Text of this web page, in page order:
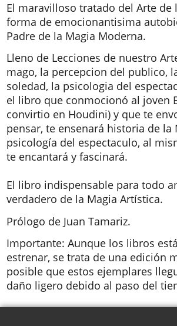
El maravilloso tratado del Arte de
forma de emocionantisima
Padre de la Magia Moderna.
Lleno de Lecciones de nuestro
mago, la percepcion del publico,
soledad, la psicologia del
el libro que conmocionó al joven
convirtio en Houdini) y que te
pensar, te ensenará historia de la
psicología del espectaculo, al
te encantará y fascinará.
El libro indispensable para todo
verdadero de la Magia Artística.
Prólogo de Juan Tamariz.
Importante: Aunque los libros
estrenar, se trata de una edición
posible que estos ejemplares
daño ligero debido al paso del